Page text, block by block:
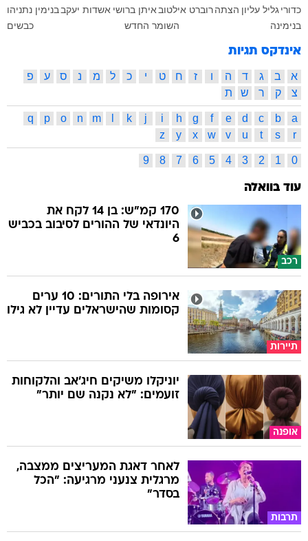
כדורי גליל עליון הצתהרוברט אילטוב איתן ברושי אשדות יעקבבנימין נתניהו
בנימינה
השומר החדש כבשים
אינדקס תגיות
א ב ג ד ה ו ז ח ט י כ ל מ נ ס ע
פ
צ
ק ר ש ת
a
b
c
d
e
f
g
h
i
j
k
m
n
o
p
q
r
s
t
u
v
w
x
y
z
0
1
2
3
4
5
6
7
8
9
עוד בוואלה
רכב
170 קמ"ש: בן 14 לקח את
היונדאי של ההורים לסיבוב בכביש
6
תיירות
אירופה בלי התורים: 10 ערים
קסומות שהישראלים עדיין לא גילו
אופנה
יוניקלו משיקים חיג'אב והלקוחות
זועמים: "לא נקנה שם יותר"
תרבות
לאחר דאגת המעריצים ממצבה,
מרגלית צנעני מרגיעה: "הכל
בסדר"